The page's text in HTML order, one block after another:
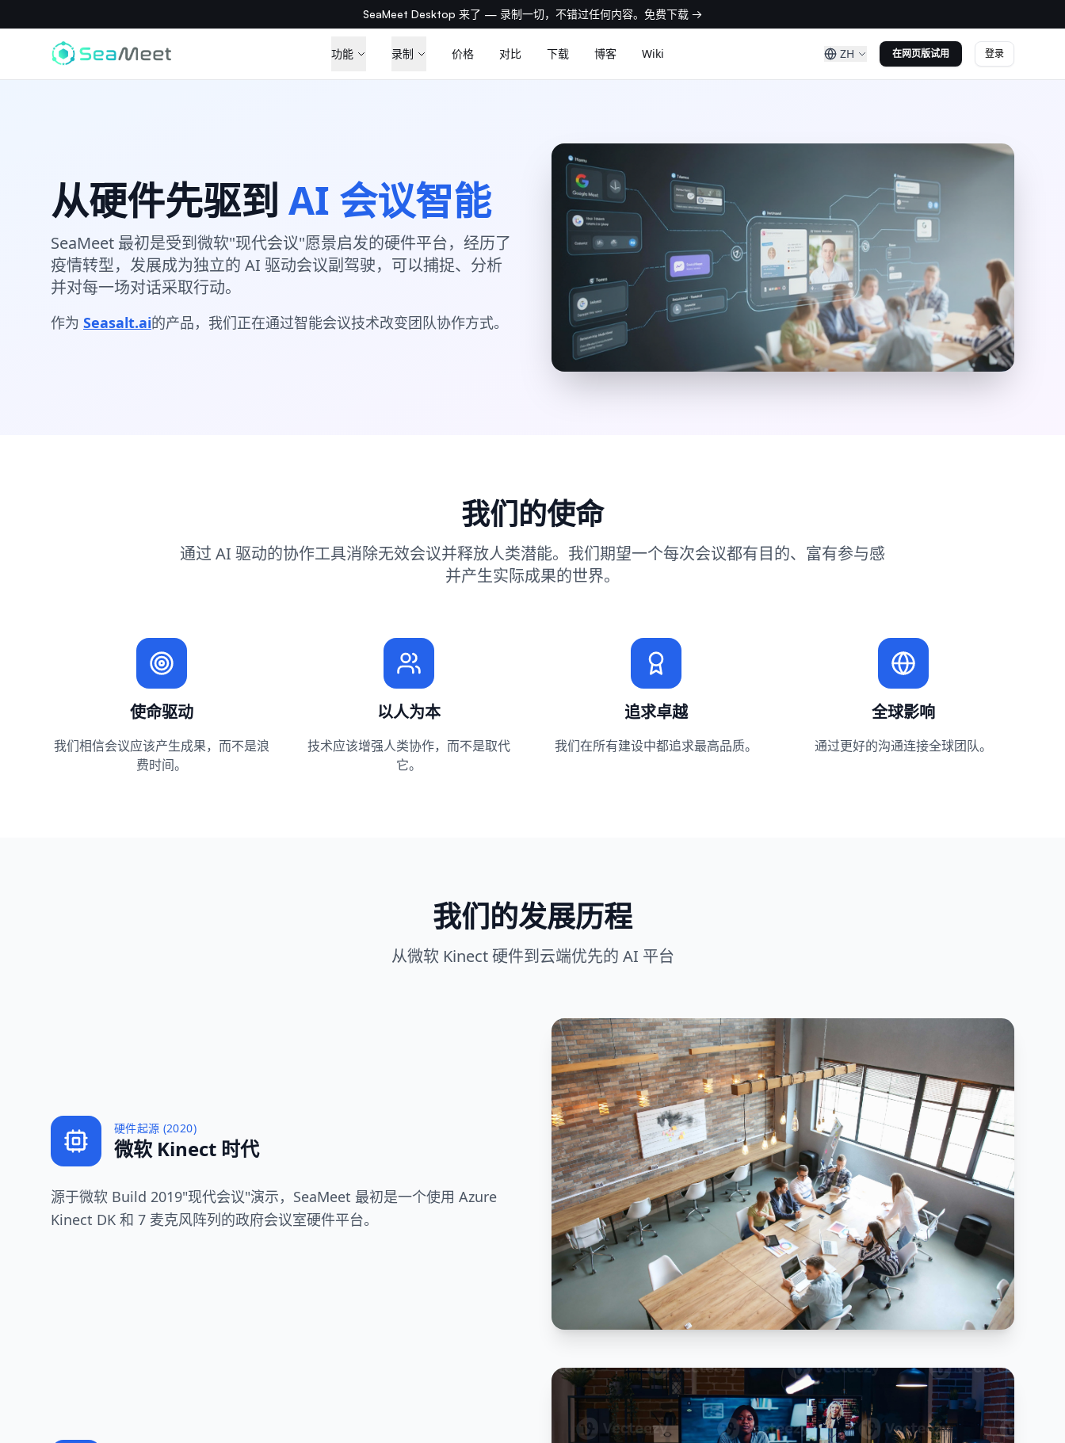
SeaMeet Desktop 来了 — 录制一切，不错过任何内容。免费下载 →
功能 录制 价格 对比 下载 博客 Wiki ZH 在网页版试用 登录
从硬件先驱到 AI 会议智能
SeaMeet 最初是受到微软"现代会议"愿景启发的硬件平台，经历了
疫情转型，发展成为独立的 AI 驱动会议副驾驶，可以捕捉、分析
并对每一场对话采取行动。
作为 Seasalt.ai的产品，我们正在通过智能会议技术改变团队协作方式。
我们的使命
通过 AI 驱动的协作工具消除无效会议并释放人类潜能。我们期望一个每次会议都有目的、富有参与感
并产生实际成果的世界。
使命驱动
我们相信会议应该产生成果，而不是浪
费时间。
以人为本
技术应该增强人类协作，而不是取代
它。
追求卓越
我们在所有建设中都追求最高品质。
全球影响
通过更好的沟通连接全球团队。
我们的发展历程
从微软 Kinect 硬件到云端优先的 AI 平台
硬件起源 (2020)
微软 Kinect 时代
源于微软 Build 2019"现代会议"演示，SeaMeet 最初是一个使用 Azure
Kinect DK 和 7 麦克风阵列的政府会议室硬件平台。